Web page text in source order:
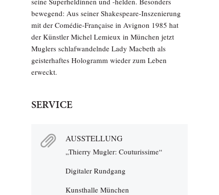
bewegend: Aus seiner Shakespeare-Inszenierung
mit der Comédie-Française in Avignon 1985 hat
der Künstler Michel Lemieux in München jetzt
Muglers schlafwandelnde Lady Macbeth als
geisterhaftes Hologramm wieder zum Leben
erweckt.
SERVICE
AUSSTELLUNG
„Thierry Mugler: Couturissime“
Digitaler Rundgang
Kunsthalle München